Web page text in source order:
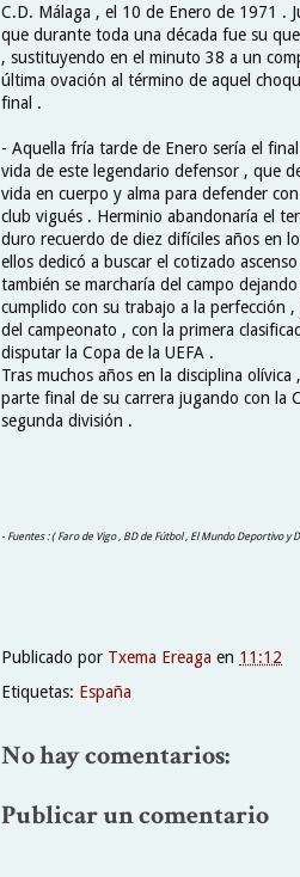
C.D. Málaga , el 10 de Enero de 1971 .
que durante toda una década fue su
, sustituyendo en el minuto 38 a un
última ovación al término de aquel
final .
- Aquella fría tarde de Enero sería el
vida de este legendario defensor , que
vida en cuerpo y alma para defender
club vigués . Herminio abandonaría el
duro recuerdo de diez difíciles años en
ellos dedicó a buscar el cotizado
también se marcharía del campo
cumplido con su trabajo a la perfección
del campeonato , con la primera
disputar la Copa de la UEFA .
Tras muchos años en la disciplina
parte final de su carrera jugando con la
segunda división .
- Fuentes : ( Faro de Vigo , BD de Fútbol , El Mundo Deportivo y
Publicado por Txema Ereaga en 11:12
Etiquetas: España
No hay comentarios:
Publicar un comentario